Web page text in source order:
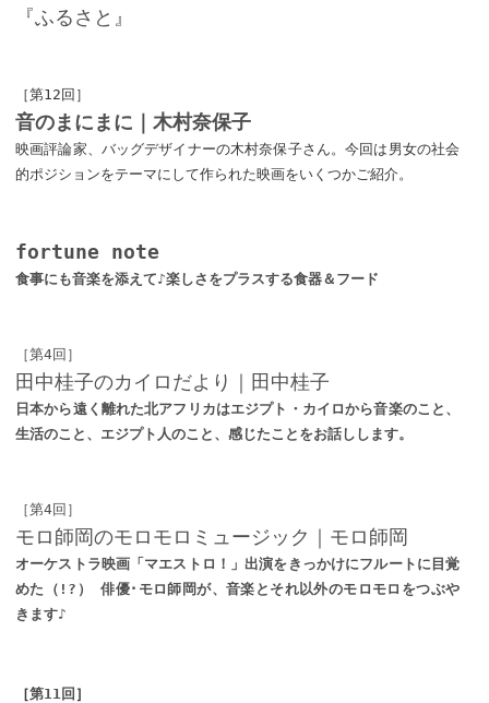
『ふるさと』
［第12回］
音のまにまに｜木村奈保子
映画評論家、バッグデザイナーの木村奈保子さん。今回は男女の社会
的ポジションをテーマにして作られた映画をいくつかご紹介。
fortune note
食事にも音楽を添えて♪楽しさをプラスする食器＆フード
［第4回］
田中桂子のカイロだより｜田中桂子
日本から遠く離れた北アフリカはエジプト・カイロから音楽のこと、
生活のこと、エジプト人のこと、感じたことをお話しします。
［第4回］
モロ師岡のモロモロミュージック｜モロ師岡
オーケストラ映画「マエストロ！」出演をきっかけにフルートに目覚
めた（!?） 俳優･モロ師岡が、音楽とそれ以外のモロモロをつぶや
きます♪
［第11回 ］